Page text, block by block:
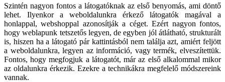
Szintén nagyon fontos a látogatóknak az első benyomás, ami döntő
lehet. Ilyenkor a weboldalunkra érkező látogatók magával a
honlappal, webshoppal azonosítják a céget. Ezért nagyon fontos,
hogy weblapunk tetszetős legyen, de egyben jól átlátható, strukturált
is, hiszen ha a látogató pár kattintásból nem találja azt, amiért feljött
a weboldalunkra, legyen az információ, vagy termék, elveszítettük.
Fontos, hogy megfogjuk a látogatót, már az első alkalommal mikor
az oldalunkra érkezik. Ezekre a technikákra megfelelő módszereink
vannak.